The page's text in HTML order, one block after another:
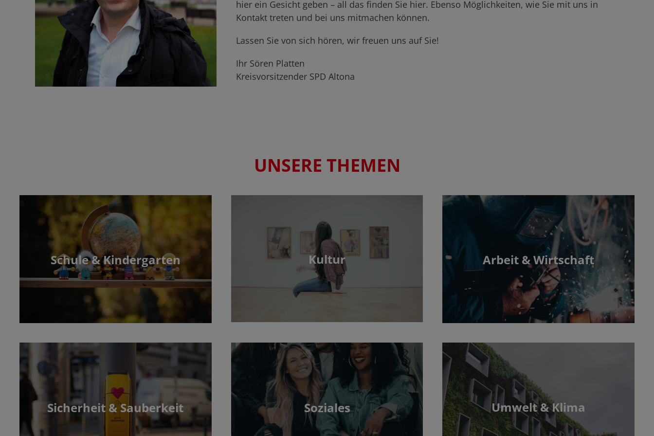
hier ein Gesicht geben – all das finden Sie hier. Ebenso Möglichkeiten, wie Sie mit uns in
Kontakt treten und bei uns mitmachen können.
Lassen Sie von sich hören, wir freuen uns auf Sie!
Ihr Sören Platten
Kreisvorsitzender SPD Altona
UNSERE THEMEN
Schule & Kindergarten Kultur Arbeit & Wirtschaft
Sicherheit & Sauberkeit Soziales Umwelt & Klima